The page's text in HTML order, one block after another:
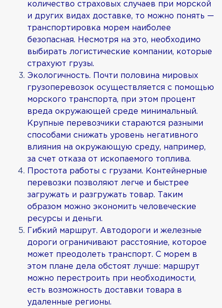
количество страховых случаев при морской
и других видах доставке, то можно понять —
транспортировка морем наиболее
безопасная. Несмотря на это, необходимо
выбирать логистические компании, которые
страхуют грузы.
Экологичность. Почти половина мировых
грузоперевозок осуществляется с помощью
морского транспорта, при этом процент
вреда окружающей среде минимальный.
Крупные перевозчики стараются разными
способами снижать уровень негативного
влияния на окружающую среду, например,
за счет отказа от ископаемого топлива.
Простота работы с грузами. Контейнерные
перевозки позволяют легче и быстрее
загружать и разгружать товар. Таким
образом можно экономить человеческие
ресурсы и деньги.
Гибкий маршрут. Автодороги и железные
дороги ограничивают расстояние, которое
может преодолеть транспорт. С морем в
этом плане дела обстоят лучше: маршрут
можно перестроить при необходимости,
есть возможность доставки товара в
удаленные регионы.